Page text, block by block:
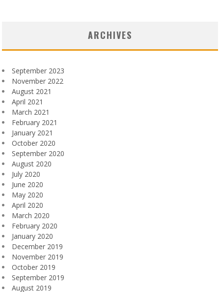
ARCHIVES
September 2023
November 2022
August 2021
April 2021
March 2021
February 2021
January 2021
October 2020
September 2020
August 2020
July 2020
June 2020
May 2020
April 2020
March 2020
February 2020
January 2020
December 2019
November 2019
October 2019
September 2019
August 2019